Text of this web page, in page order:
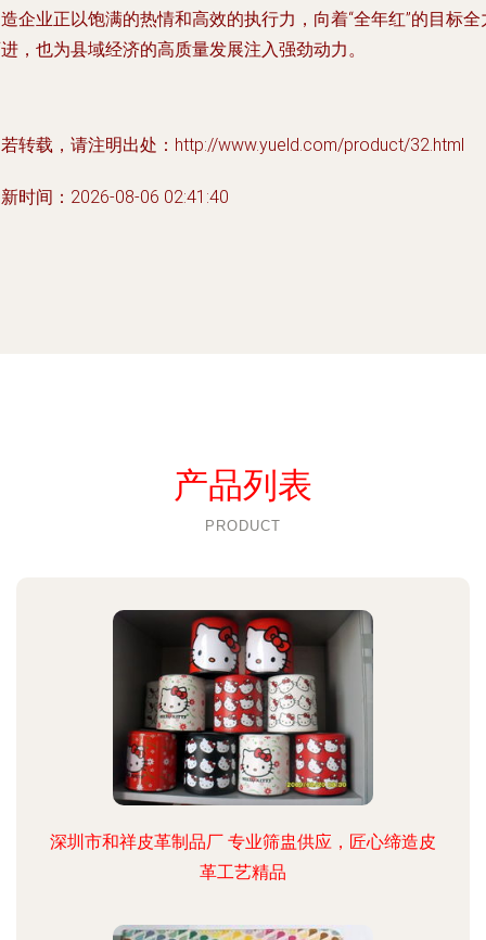
企业正以饱满的热情和高效的执行力，向着“全年红”的目标全
，也为县域经济的高质量发展注入强劲动力。
转载，请注明出处：http://www.yueld.com/product/32.html
时间：2026-08-06 02:41:40
产品列表
PRODUCT
深圳市和祥皮革制品厂 专业筛盅供应，匠心缔造皮
革工艺精品